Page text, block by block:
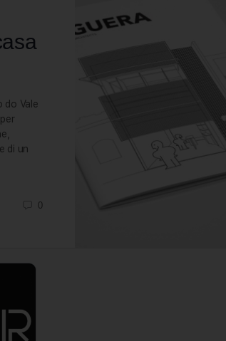
do Vale
di un
0